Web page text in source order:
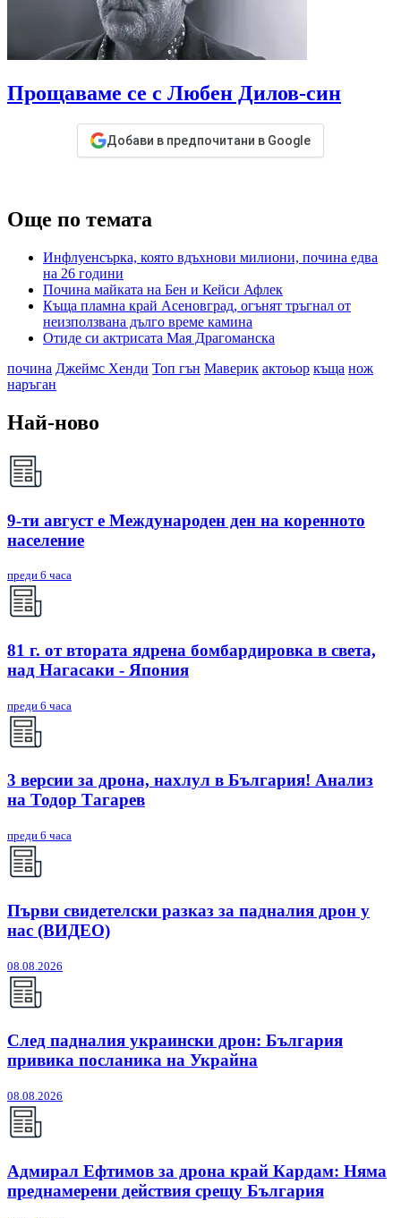
Прощаваме се с Любен Дилов-син
Добави в предпочитани в Google
Още по темата
Инфлуенсърка, която вдъхнови милиони, почина едва
на 26 години
Почина майката на Бен и Кейси Афлек
Къща пламна край Асеновград, огънят тръгнал от
неизползвана дълго време камина
Отиде си актрисата Мая Драгоманска
почина Джеймс Хенди Топ гън Маверик актоьор къща нож
наръган
Най-ново
9-ти август е Международен ден на коренното
население
преди 6 часа
81 г. от втората ядрена бомбардировка в света,
над Нагасаки - Япония
преди 6 часа
3 версии за дрона, нахлул в България! Анализ
на Тодор Тагарев
преди 6 часа
Първи свидетелски разказ за падналия дрон у
нас (ВИДЕО)
08.08.2026
След падналия украински дрон: България
привика посланика на Украйна
08.08.2026
Адмирал Ефтимов за дрона край Кардам: Няма
преднамерени действия срещу България